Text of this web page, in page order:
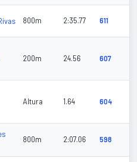
800m 2:35.77 611
200m 24.56 607
Altura 1.64 604
800m 2:07.06 598